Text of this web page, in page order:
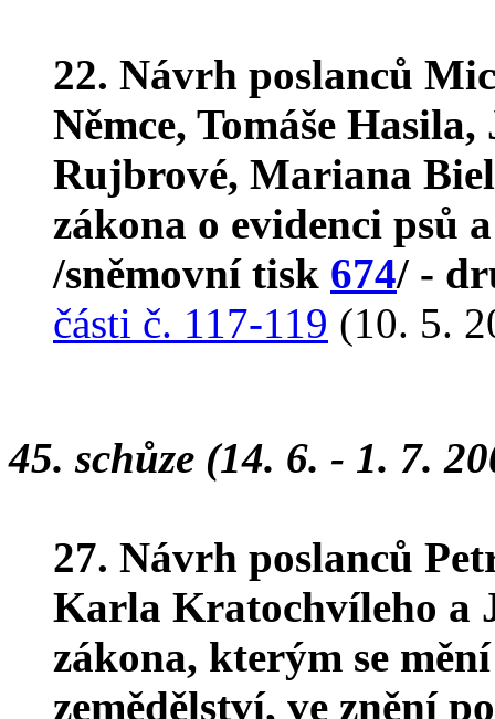
22. Návrh poslanců
Němce, Tomáše
Rujbrové, Mariana
zákona o evidenci psů
/sněmovní tisk 674/ -
části č. 117-119 (10. 5.
45. schůze (14. 6. - 1. 7.
27. Návrh poslanců
Karla Kratochvíleho a
zákona, kterým se
zemědělství, ve znění